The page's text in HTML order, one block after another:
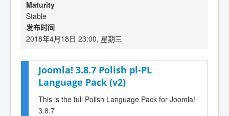
Maturity
Stable
发布时间
2018年4月18日 23:00, 星期三
Joomla! 3.8.7 Polish pl-PL
Language Pack (v2)
This is the full Polish Language Pack for Joomla!
3.8.7